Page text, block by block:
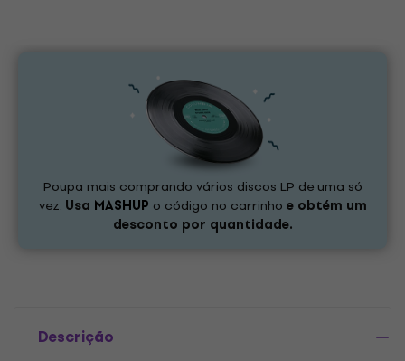
Poupa mais comprando vários discos LP de uma só
vez. Usa MASHUP o código no carrinho e obtém um
desconto por quantidade.
Descrição